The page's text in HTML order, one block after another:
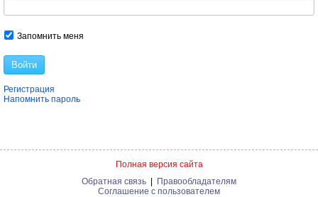
Запомнить меня
Войти
Регистрация
Напомнить пароль
Полная версия сайта
Обратная связь | Правообладателям
Соглашение с пользователем